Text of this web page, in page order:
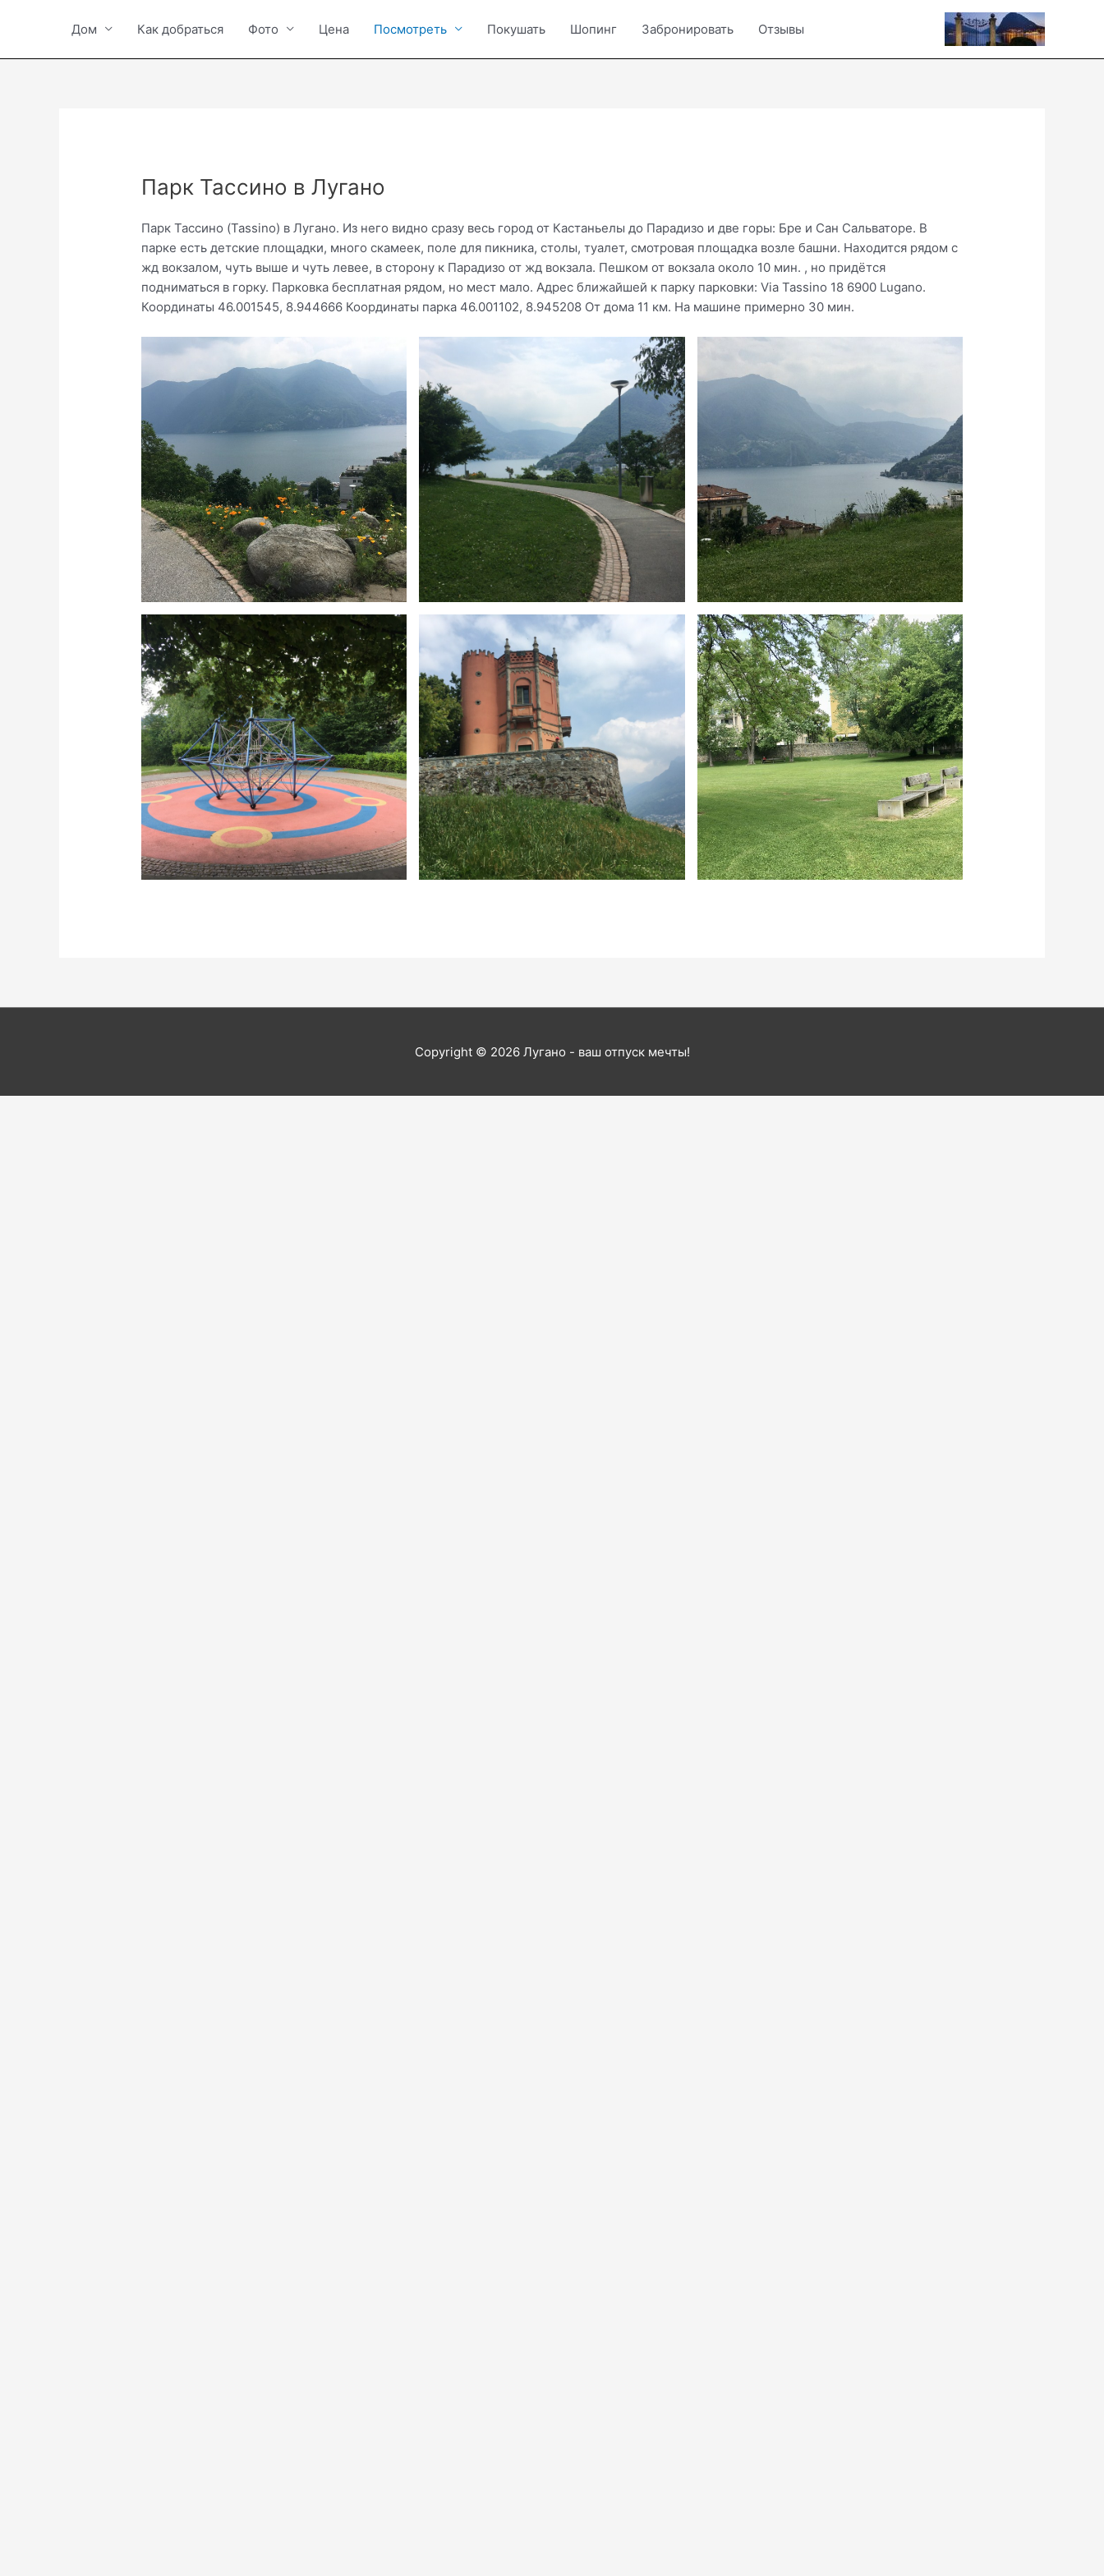
Дом Как добраться Фото Цена Посмотреть Покушать Шопинг Забронировать Отзывы
Парк Тассино в Лугано
Парк Тассино (Tassino) в Лугано. Из него видно сразу весь город от Кастаньелы до Парадизо и две горы: Бре и Сан Сальваторе. В
парке есть детские площадки, много скамеек, поле для пикника, столы, туалет, смотровая площадка возле башни. Находится рядом с
жд вокзалом, чуть выше и чуть левее, в сторону к Парадизо от жд вокзала. Пешком от вокзала около 10 мин. , но придётся
подниматься в горку. Парковка бесплатная рядом, но мест мало. Адрес ближайшей к парку парковки: Via Tassino 18 6900 Lugano.
Координаты 46.001545, 8.944666 Координаты парка 46.001102, 8.945208 От дома 11 км. На машине примерно 30 мин.
Copyright © 2026 Лугано - ваш отпуск мечты!